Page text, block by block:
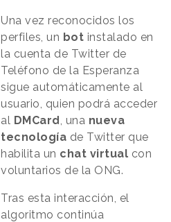
Una vez reconocidos los
perfiles, un bot instalado en
la cuenta de Twitter de
Teléfono de la Esperanza
sigue automáticamente al
usuario, quien podrá acceder
al DMCard, una nueva
tecnología de Twitter que
habilita un chat virtual con
voluntarios de la ONG.
Tras esta interacción, el
algoritmo continúa